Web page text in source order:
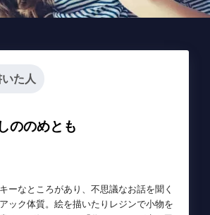
た人
しののめとも
ーなところがあり、不思議なお話を聞く
ック体質。絵を描いたりレジンで小物を